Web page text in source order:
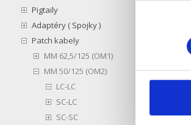
Pigtaily
Adaptéry ( Spojky )
Patch kabely
MM 62,5/125 (OM1)
MM 50/125 (OM2)
LC-LC
SC-LC
SC-SC